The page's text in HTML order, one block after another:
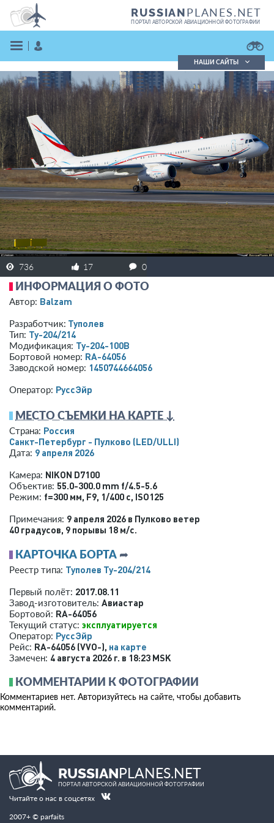
RUSSIANPLANES.NET
ПОРТАЛ АВТОРСКОЙ АВИАЦИОННОЙ ФОТОГРАФИИ
ВОЙТИ
ЗАРЕГИСТРИРОВАТЬСЯ
Поиск фотографий
Поиск в реестре
Кратко
Подробно
НАШИ САЙТЫ
736 17 0
ИНФОРМАЦИЯ О ФОТО
Автор: Balzam
Разработчик: Туполев
Тип: Ту-204/214
Модификация: Ту-204-100В
Бортовой номер: RA-64056
Заводской номер: 1450744664056
Оператор: РуссЭйр
МЕСТО СЪЕМКИ НА КАРТЕ ↓
Страна: Россия
Санкт-Петербург - Пулково (LED/ULLI)
Дата: 9 апреля 2026
Камера: NIKON D7100
Объектив: 55.0-300.0 mm f/4.5-5.6
Режим: f=300 мм, F9, 1/400 с, ISO125
Примечания: 9 апреля 2026 в Пулково ветер
40 градусов, 9 порывы 18 м/с.
КАРТОЧКА БОРТА ➦
Реестр типа: Туполев Ту-204/214
Первый полёт: 2017.08.11
Завод-изготовитель: Авиастар
Бортовой: RA-64056
Текущий статус: эксплуатируется
Оператор: РуссЭйр
Рейс: RA-64056 (VVO-), на карте
Замечен: 4 августа 2026 г. в 18:23 MSK
КОММЕНТАРИИ К ФОТОГРАФИИ
Комментариев нет. Авторизуйтесь на сайте, чтобы добавить
комментарий.
RUSSIANPLANES.NET
ПОРТАЛ АВТОРСКОЙ АВИАЦИОННОЙ ФОТОГРАФИИ
Читайте о нас в соцсетях
2007+ © parfaits